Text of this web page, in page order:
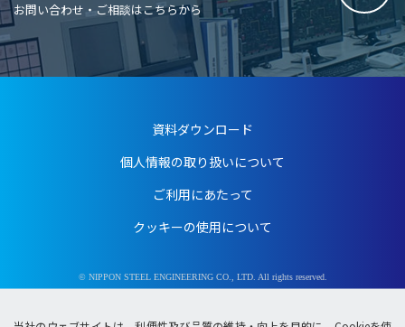
お問い合わせ・ご相談はこちらから
資料ダウンロード
個人情報の取り扱いについて
ご利用にあたって
クッキーの使用について
© NIPPON STEEL ENGINEERING CO., LTD. All rights reserved.